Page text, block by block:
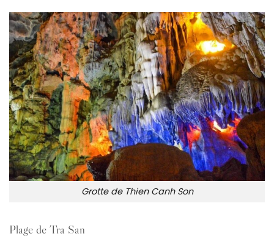
Grotte de Thien Canh Son
Plage de Tra San